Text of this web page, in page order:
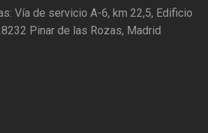
Vía de servicio A-6, km 22,5, Edificio
Pinar de las Rozas, Madrid